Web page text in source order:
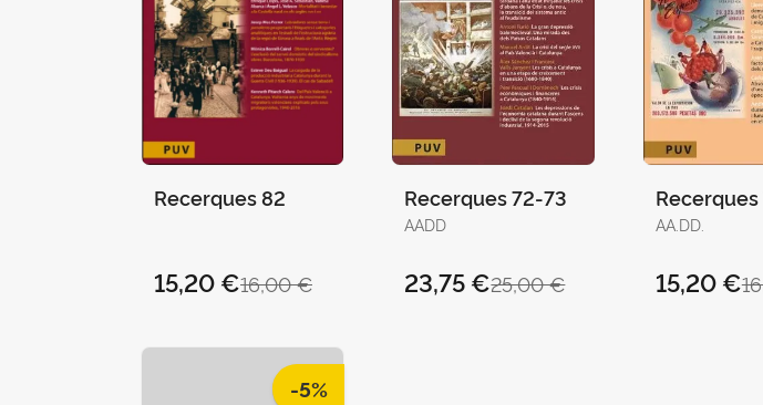
Recerques 82
16,00 €
15,20 €
Recerques 72-73
AADD
25,00 €
23,75 €
Recerques
AA.DD.
15,20 €
-5%